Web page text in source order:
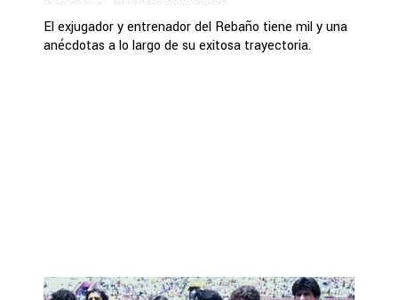
El exjugador y entrenador del Rebaño tiene mil y una
anécdotas a lo largo de su exitosa trayectoria.